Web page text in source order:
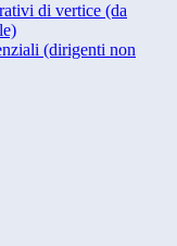
di vertice (da
(dirigenti non